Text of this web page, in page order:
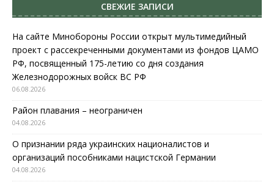
СВЕЖИЕ ЗАПИСИ
На сайте Минобороны России открыт мультимедийный
проект с рассекреченными документами из фондов ЦАМО
РФ, посвященный 175-летию со дня создания
Железнодорожных войск ВС РФ
06.08.2026
Район плавания – неограничен
04.08.2026
О признании ряда украинских националистов и
организаций пособниками нацистской Германии
04.08.2026